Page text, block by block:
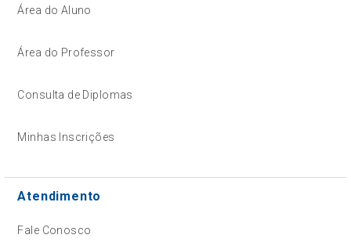
Área do Aluno
Área do Professor
Consulta de Diplomas
Minhas Inscrições
Atendimento
Fale Conosco